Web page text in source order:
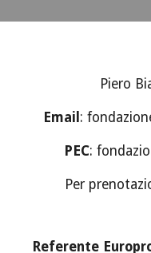
Piero
Email :
PEC:
Per
Referente